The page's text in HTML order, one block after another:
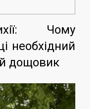
Чому
необхідний
дощовик